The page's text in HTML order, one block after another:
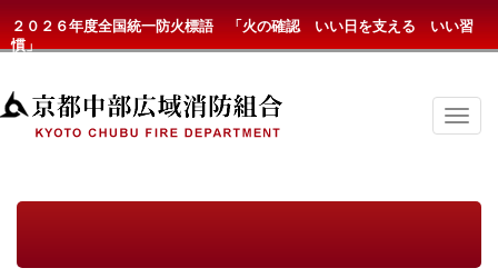
２０２６年度全国統一防火標語 「火の確認 いい日を支える いい習
慣」
京
都
組